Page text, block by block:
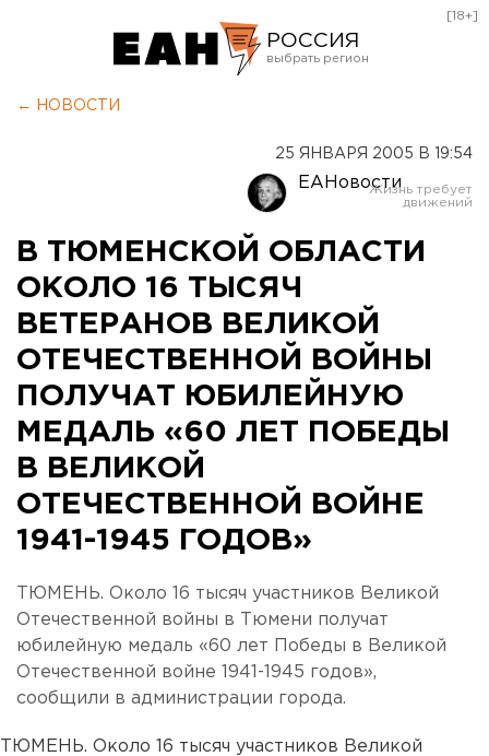
РОССИЯ
Оренбург
[18+]
← НОВОСТИ
25 ЯНВАРЯ 2005 В 19:54
ЕАНовости
В ТЮМЕНСКОЙ ОБЛАСТИ
ОКОЛО 16 ТЫСЯЧ
ВЕТЕРАНОВ ВЕЛИКОЙ
ОТЕЧЕСТВЕННОЙ ВОЙНЫ
ПОЛУЧАТ ЮБИЛЕЙНУЮ
МЕДАЛЬ «60 ЛЕТ ПОБЕДЫ
В ВЕЛИКОЙ
ОТЕЧЕСТВЕННОЙ ВОЙНЕ
1941-1945 ГОДОВ»
ТЮМЕНЬ. Около 16 тысяч участников Великой
Отечественной войны в Тюмени получат
юбилейную медаль «60 лет Победы в Великой
Отечественной войне 1941-1945 годов»,
сообщили в администрации города.
ТЮМЕНЬ. Около 16 тысяч участников Великой